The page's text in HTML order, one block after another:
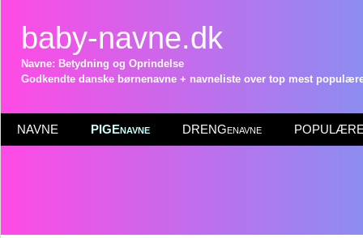
baby-navne.dk
Navne: Betydning og Oprindelse
Godkendte danske børnenavne + navneliste over top mest
NAVNE PIGEnavne DRENGenavne POPULÆRE